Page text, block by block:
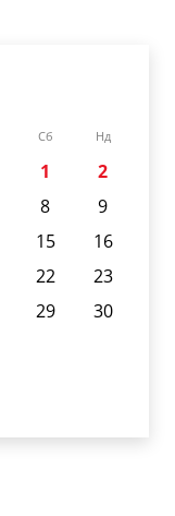
Сб Нд
1
2
8
9
15
16
22
23
29
30